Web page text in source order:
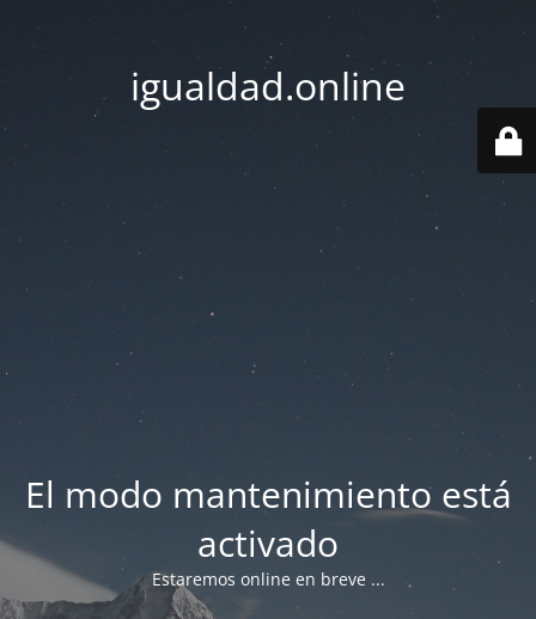
igualdad.online
El modo mantenimiento está
activado
Estaremos online en breve ...